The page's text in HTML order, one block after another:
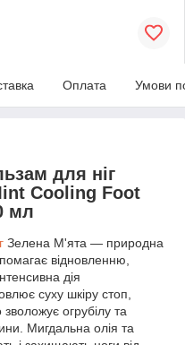
Оплата Умови
для ніг
Cooling Foot
мл
Зелена М'ята — природна
відновленню,
дія
суху шкіру стоп,
огрубілу та
Мигдальна олія та